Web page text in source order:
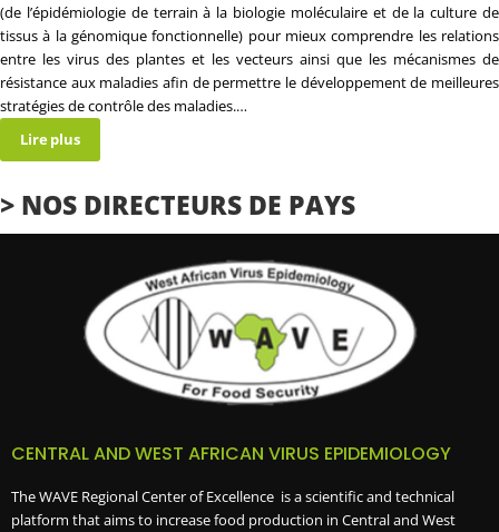
(de l’épidémiologie de terrain à la biologie moléculaire et de la culture de
tissus à la génomique fonctionnelle) pour mieux comprendre les relations
entre les virus des plantes et les vecteurs ainsi que les mécanismes de
résistance aux maladies afin de permettre le développement de meilleures
stratégies de contrôle des maladies.…
Lire plus
> NOS DIRECTEURS DE PAYS
CENTRAL AND WEST AFRICAN VIRUS EPIDEMIOLOGY
The WAVE Regional Center of Excellence is a scientific and technical
platform that aims to increase food production in Central and West